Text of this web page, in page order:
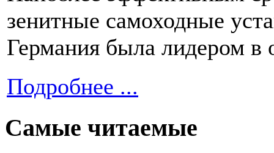
зенитные самоходные
Германия была лидером в
Подробнее ...
Самые читаемые